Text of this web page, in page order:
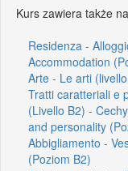
Kurs zawiera także
Residenza -
Accommodation
Arte - Le arti
Tratti caratteriali e
(Livello B2) -
and personality
Abbigliamento -
(Poziom B2)